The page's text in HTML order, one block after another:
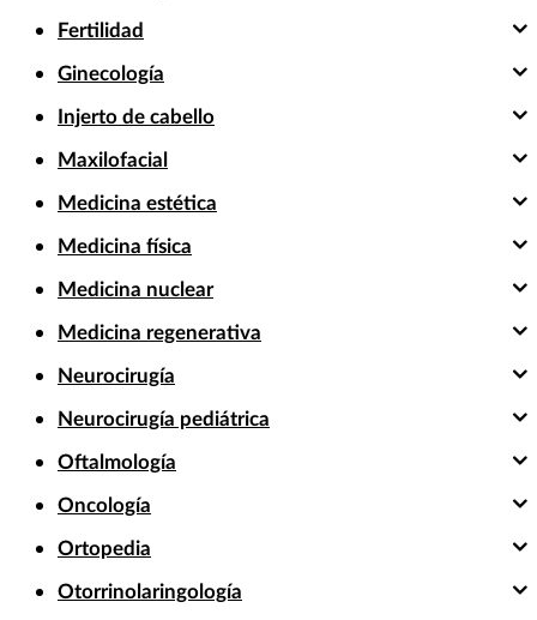
Fertilidad
Ginecología
Injerto de cabello
Maxilofacial
Medicina estética
Medicina física
Medicina nuclear
Medicina regenerativa
Neurocirugía
Neurocirugía pediátrica
Oftalmología
Oncología
Ortopedia
Otorrinolaringología